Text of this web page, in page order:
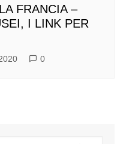
FRANCIA –
I LINK PER
0